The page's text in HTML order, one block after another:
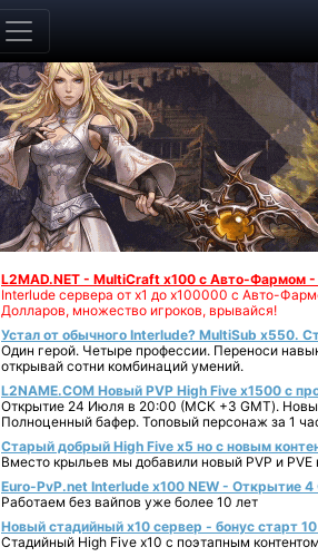
L2MAD.NET - MultiCraft x100 с Авто-Фармом
Interlude сервера от х1 до х100000 с Авто-
Долларов, множество игроков, врывайся!
Устал от обычного Interlude? MultiSub x550.
Один герой. Четыре профессии. Переноси
открывай сотни комбинаций умений.
L2NAME.COM Новый PVP High Five x1500 с
Открытие 24 Июля в 20:00 (МСК +3 GMT).
Полноценный бафер. Топовый персонаж за 1
Старый добрый High Five x5 но с новым
Вместо крыльев мы добавили новый PVP и PVE
Euro-PvP.net Interlude х100 NEW - Открытие 4
Работаем без вайпов уже более 10 лет
Новый стадийный х10 сервер - бонус старт
Стадийный High Five x10 с поэтапным